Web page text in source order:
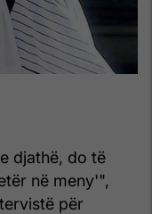
djathë, do të
në meny'",
për